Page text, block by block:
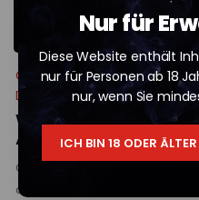
Nur für
Diese Website enthält
nur für Personen ab 18
nur, wenn Sie
ICH BIN 18 ODER ÄLTER
CBD: Vorteile, Anwendung
Deutschland – Ein
Wie CBD-
Art wurden, CBD
CBD Gummibärchen in
diskreteste Art, CBD zu